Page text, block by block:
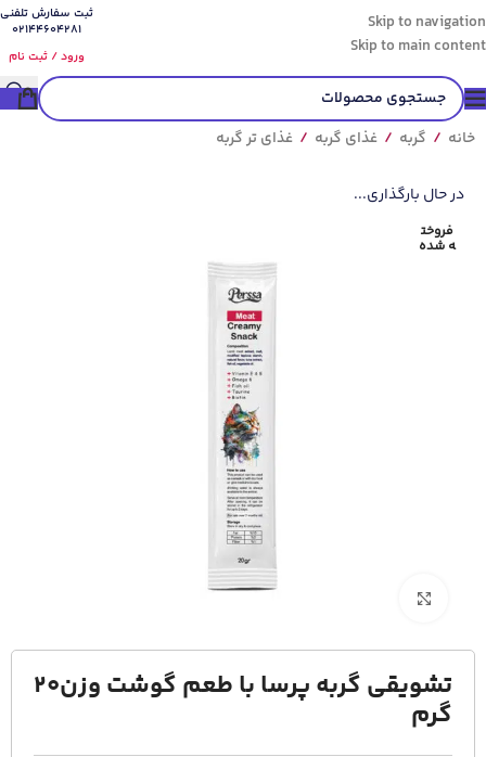
Skip to navigation
Skip to main content
ثبت سفارش تلفنی
02144604281
ورود / ثبت نام
خانه / گربه / غذای گربه / غذای تر گربه
در حال بارگذاری...
فروخت
ه شده
برای بزرگنمایی کلیک کنید
تشویقی گربه پرسا با طعم گوشت وزن20
گرم